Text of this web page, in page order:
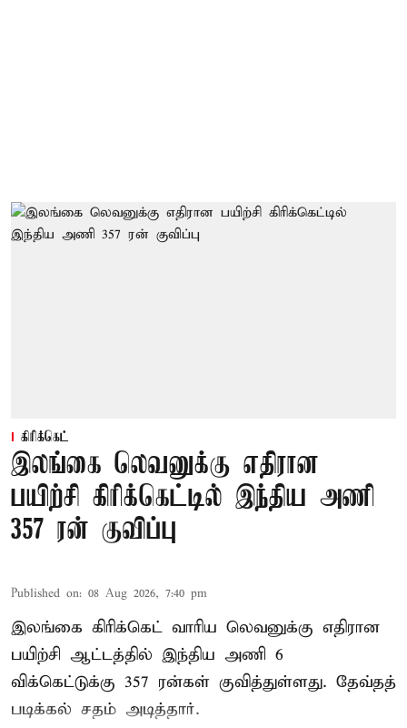
கிரிக்கெட்
இலங்கை லெவனுக்கு எதிரான
பயிற்சி கிரிக்கெட்டில் இந்திய அணி
357 ரன் குவிப்பு
Published on: 08 Aug 2026, 7:40 pm
இலங்கை கிரிக்கெட் வாரிய லெவனுக்கு எதிரான
பயிற்சி ஆட்டத்தில் இந்திய அணி 6
விக்கெட்டுக்கு 357 ரன்கள் குவித்துள்ளது. தேவ்தத்
படிக்கல் சதம் அடித்தார்.